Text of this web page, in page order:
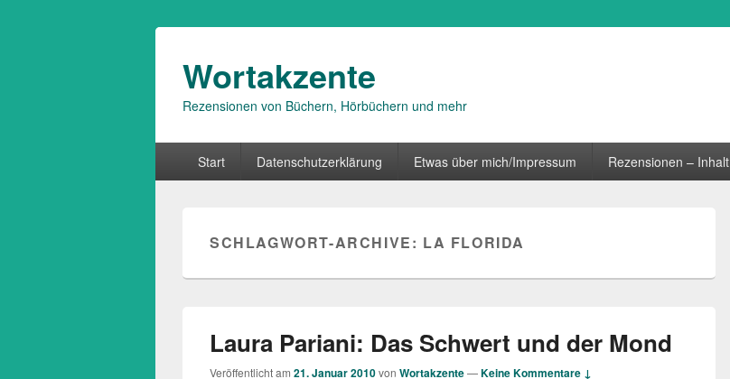
Wortakzente
Rezensionen von Büchern, Hörbüchern und mehr
Start Datenschutzerklärung Etwas über mich/Impressum Rezensionen – Inhalt
SCHLAGWORT-ARCHIVE: LA FLORIDA
Laura Pariani: Das Schwert und der Mond
Veröffentlicht am 21. Januar 2010von Wortakzente—Keine Kommentare ↓